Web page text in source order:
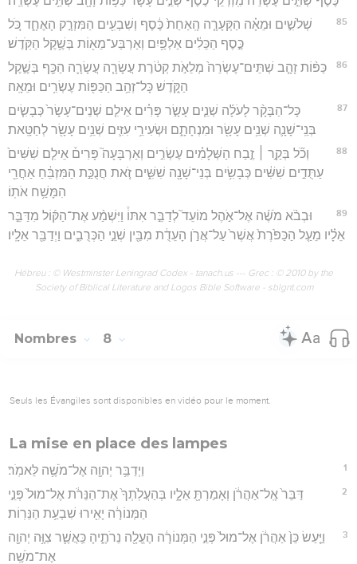
85
שְׁלֹשִׁ֣ים וּמֵאָ֗ה הַקְּעָרָ֤ה הָֽאַחַת֙ כֶּ֔סֶף וְשִׁבְעִ֖ים הַמִּזְרָ֣ק הָאֶחָ֑ד כֹּ֚ל
כֶּ֣סֶף הַכֵּלִ֔ים אַלְפַּ֥יִם וְאַרְבַּע־מֵא֖וֹת בְּשֶׁ֥קֶל הַקֹּֽדֶשׁ׃
86
כַּפּ֨וֹת זָהָ֤ב שְׁתֵּים־עֶשְׂרֵה֙ מְלֵאֹ֣ת קְטֹ֔רֶת עֲשָׂרָ֧ה עֲשָׂרָ֛ה הַכַּ֖ף בְּשֶׁ֣קֶל
הַקֹּ֑דֶשׁ כָּל־זְהַ֥ב הַכַּפּ֖וֹת עֶשְׂרִ֥ים וּמֵאָֽה׃
87
כָּל־הַבָּקָ֨ר לָעֹלָ֜ה שְׁנֵ֧ים עָשָׂ֣ר פָּרִ֗ים אֵילִ֤ם שְׁנֵים־עָשָׂר֙ כְּבָשִׂ֧ים
בְּנֵֽי־שָׁנָ֛ה שְׁנֵ֥ים עָשָׂ֖ר וּמִנְחָתָ֑ם וּשְׂעִירֵ֥י עִזִּ֛ים שְׁנֵ֥ים עָשָׂ֖ר לְחַטָּֽאת׃
88
וְכֹ֞ל בְּקַ֣ר ׀ זֶ֣בַח הַשְּׁלָמִ֗ים עֶשְׂרִ֣ים וְאַרְבָּעָה֮ פָּרִים֒ אֵילִ֤ם שִׁשִּׁים֙
עַתֻּדִ֣ים שִׁשִּׁ֔ים כְּבָשִׂ֥ים בְּנֵי־שָׁנָ֖ה שִׁשִּׁ֑ים זֹ֚את חֲנֻכַּ֣ת הַמִּזְבֵּ֔חַ אַחֲרֵ֖י
הִמָּשַׁ֥ח אֹתֽוֹ׃
89
וּבְבֹ֨א מֹשֶׁ֜ה אֶל־אֹ֣הֶל מוֹעֵד֮ לְדַבֵּ֣ר אִתּוֹ֒ וַיִּשְׁמַ֨ע אֶת־הַקּ֜וֹל מִדַּבֵּ֣ר
אֵלָ֗יו מֵעַ֤ל הַכַּפֹּ֙רֶת֙ אֲשֶׁר֙ עַל־אֲרֹ֣ן הָעֵדֻ֔ת מִבֵּ֖ין שְׁנֵ֣י הַכְּרֻבִ֑ים וַיְדַבֵּ֖ר אֵלָֽיו׃
Hébreu : © Westminster Leningrad Codex - tanach.us --- Grec : © 2010 by the
Society of Biblical Literature and Logos Bible Software - sblgnt.com
Nombres 8
Seuls les Évangiles sont disponibles en vidéo pour le moment.
La mise en place des lampes
1 וַיְדַבֵּ֥ר יְהוָ֖ה אֶל־מֹשֶׁ֥ה לֵּאמֹֽר׃
2
דַּבֵּר֙ אֶֽל־אַהֲרֹ֔ן וְאָמַרְתָּ֖ אֵלָ֑יו בְּהַעֲלֹֽתְךָ֙ אֶת־הַנֵּרֹ֔ת אֶל־מוּל֙ פְּנֵ֣י
הַמְּנוֹרָ֔ה יָאִ֖ירוּ שִׁבְעַ֥ת הַנֵּרֽוֹת׃
3
וַיַּ֤עַשׂ כֵּן֙ אַהֲרֹ֔ן אֶל־מוּל֙ פְּנֵ֣י הַמְּנוֹרָ֔ה הֶעֱלָ֖ה נֵרֹתֶ֑יהָ כַּֽאֲשֶׁ֛ר צִוָּ֥ה יְהוָ֖ה
אֶת־מֹשֶֽׁה׃